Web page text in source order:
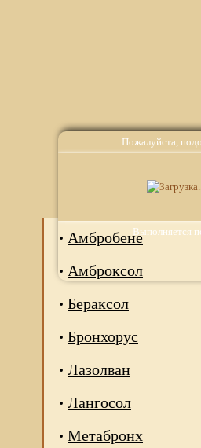
Пожалуйста,
Выполняется
Аналоги
Амбробене
Амброксол
Бераксол
Бронхорус
Лазолван
Лангосол
Метабронх